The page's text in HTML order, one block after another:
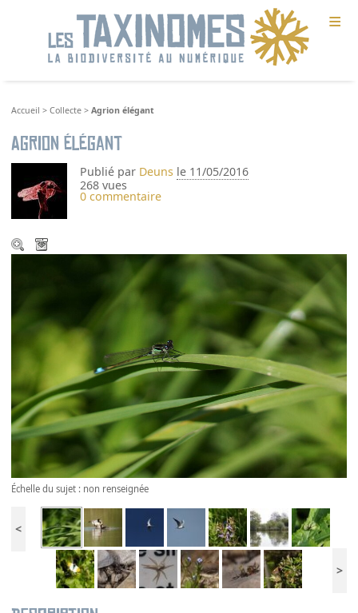
≡
Accueil >Collecte >Agrion élégant
Agrion élégant
Publié par Deuns le 11/05/2016
268 vues
0 commentaire
Échelle du sujet : non renseignée
<
>